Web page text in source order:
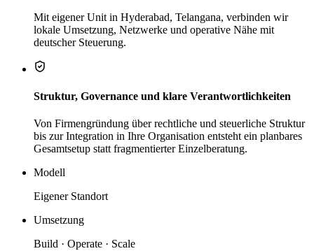
Mit eigener Unit in Hyderabad, Telangana, verbinden wir
lokale Umsetzung, Netzwerke und operative Nähe mit
deutscher Steuerung.
Struktur, Governance und klare Verantwortlichkeiten
Von Firmengründung über rechtliche und steuerliche Struktur
bis zur Integration in Ihre Organisation entsteht ein planbares
Gesamtsetup statt fragmentierter Einzelberatung.
Modell
Eigener Standort
Umsetzung
Build · Operate · Scale